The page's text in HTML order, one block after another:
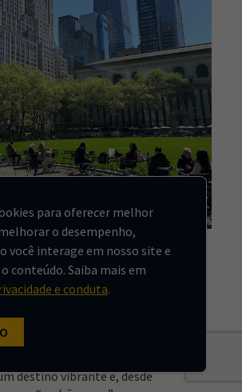
para oferecer melhor
o desempenho,
você interage em nosso site e
conteúdo. Saiba mais em
e conduta.
Park
Manhattan e
públicos
em Nova York, foi
destino vibrante e, desde